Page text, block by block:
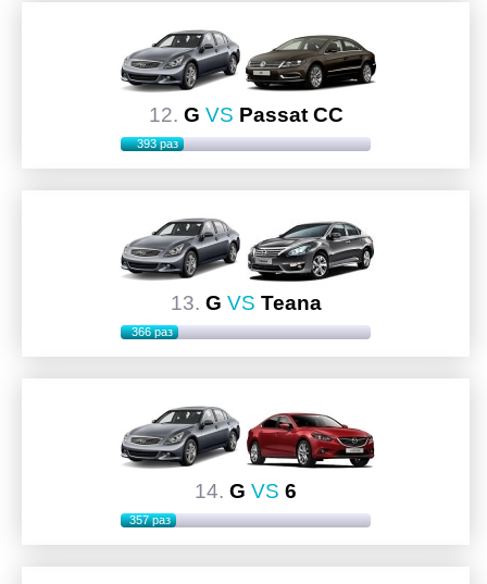
12. G VS Passat CC
393 раз
13. G VS Teana
366 раз
14. G VS 6
357 раз